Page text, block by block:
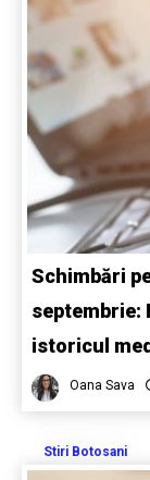
Schimbări
septembrie:
istoricul
Oana Sava
Stiri Botosani